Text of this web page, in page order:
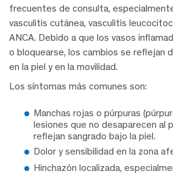
frecuentes de consulta,
vasculitis cutánea, vasculitis
ANCA. Debido a que los vasos
o bloquearse, los cambios se reflejan
en la piel y en la movilidad.
Los síntomas más comunes son:
Manchas rojas o púrpuras
lesiones que no desaparecen al
reflejan sangrado bajo la piel.
Dolor y sensibilidad en la zona
Hinchazón localizada,